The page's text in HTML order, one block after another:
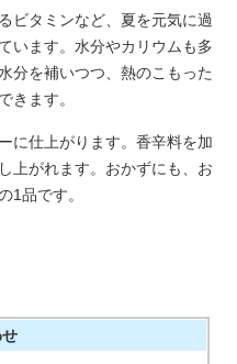
ビタミンなど、夏を元気に過
います。水分やカリウムも多
分を補いつつ、熱のこもった
きます。
に仕上がります。香辛料を加
上がれます。おかずにも、お
1品です。